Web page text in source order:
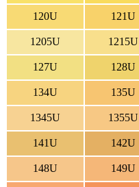
120U 121U
1205U 1215U
127U 128U
134U 135U
1345U 1355U
141U 142U
148U 149U